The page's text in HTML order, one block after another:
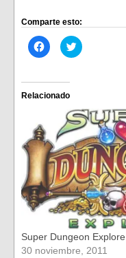
Comparte esto:
Haz
clic
Facebook
(Se
abre
ventana
nueva)
Haz
clic
en
una
ventana
nueva)
Relacionado
Super Dungeon Explore
30 noviembre, 2011